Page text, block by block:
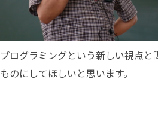
プログラミングという新しい視点
ものにしてほしいと思います。